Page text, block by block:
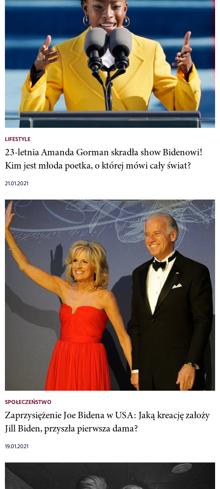
LIFESTYLE
23-letnia Amanda Gorman skradła show Bidenowi!
Kim jest młoda poetka, o której mówi cały świat?
21.01.2021
SPOŁECZEŃSTWO
Zaprzysiężenie Joe Bidena w USA: Jaką kreację założy
Jill Biden, przyszła pierwsza dama?
19.01.2021